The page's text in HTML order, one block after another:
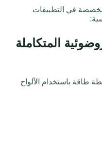
في التطبيقات
المتكاملة
طاقة باستخدام الألواح